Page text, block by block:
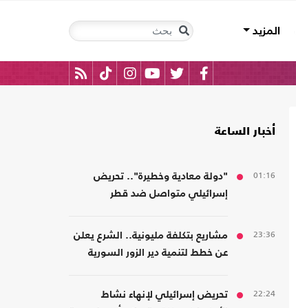
المزيد
أخبار الساعة
01:16
"دولة معادية وخطيرة".. تحريض
إسرائيلي متواصل ضد قطر
23:36
مشاريع بتكلفة مليونية.. الشرع يعلن
عن خطط لتنمية دير الزور السورية
22:24
تحريض إسرائيلي لإنهاء نشاط